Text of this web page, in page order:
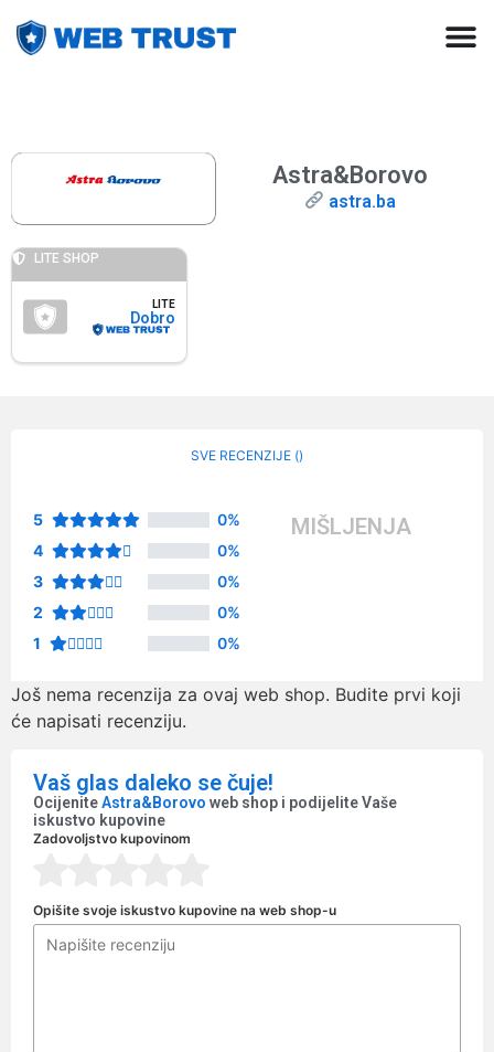
Astra&Borovo
astra.ba
LITE SHOP
LITE
Dobro
SVE RECENZIJE ()
5
0%
4
0%
3
0%
2
0%
1
0%
MIŠLJENJA
Još nema recenzija za ovaj web shop. Budite prvi koji
će napisati recenziju.
Vaš glas daleko se čuje!
OcijeniteAstra&Borovo web shop i podijelite Vaše
iskustvo kupovine
Zadovoljstvo kupovinom
Opišite svoje iskustvo kupovine na web shop-u